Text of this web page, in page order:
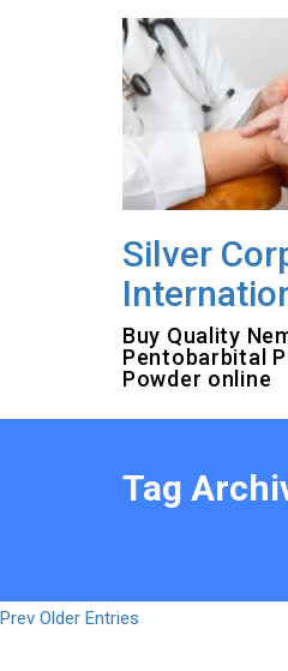
Silver
Buy Quality
Pentobarbital
Powder online
Tag
Prev Older Entries